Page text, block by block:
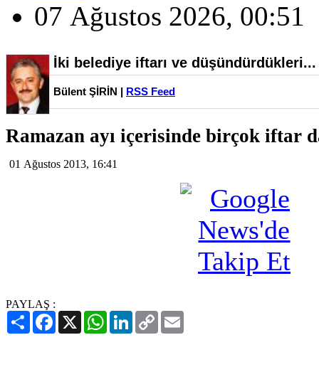
07 Ağustos 2026, 00:51
İki belediye iftarı ve düşündürdükleri...
Bülent ŞİRİN | RSS Feed
Ramazan ayı içerisinde birçok iftar
01 Ağustos 2013, 16:41
PAYLAŞ :
PaylaşFacebook
X WhatsAppLinkedIn
Copy
Link